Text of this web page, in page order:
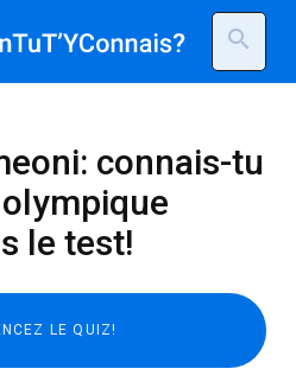
search
connais-tu
le test!